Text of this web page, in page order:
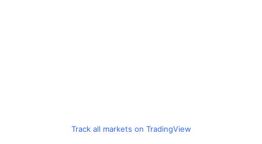
Track all markets on TradingView